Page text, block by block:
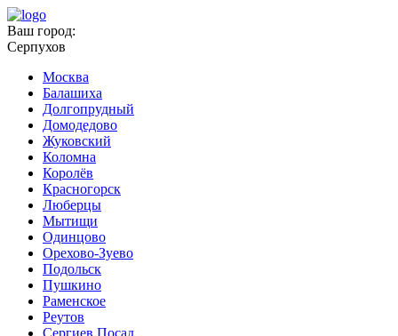
Ваш город:
Серпухов
Москва
Балашиха
Долгопрудный
Домодедово
Жуковский
Коломна
Королёв
Красногорск
Люберцы
Мытищи
Одинцово
Орехово-Зуево
Подольск
Пушкино
Раменское
Реутов
Сергиев Посад